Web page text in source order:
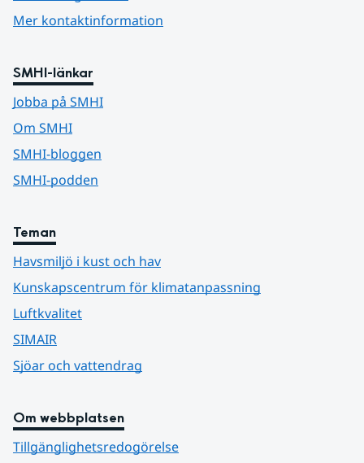
Mer kontaktinformation
SMHI-länkar
Jobba på SMHI
Om SMHI
SMHI-bloggen
SMHI-podden
Teman
Havsmiljö i kust och hav
Kunskapscentrum för klimatanpassning
Luftkvalitet
SIMAIR
Sjöar och vattendrag
Om webbplatsen
Tillgänglighetsredogörelse